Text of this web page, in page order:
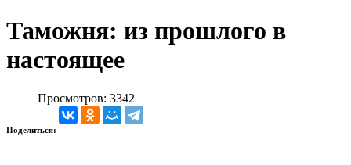
Таможня: из прошлого в
настоящее
Просмотров: 3342
Поделиться: